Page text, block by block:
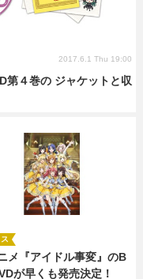
新帝スタ
第４巻の ジャケットと収
2017.6.1 Thu 19:00
メ『アイドル事変』のB
が早くも発売決定！